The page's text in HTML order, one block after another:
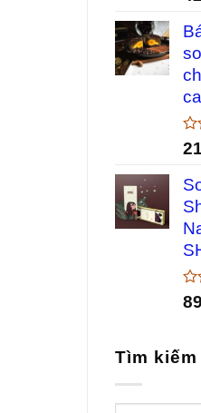
xếp
0
5
sao
xếp
0
5
sao
xếp
5
Tìm kiếm